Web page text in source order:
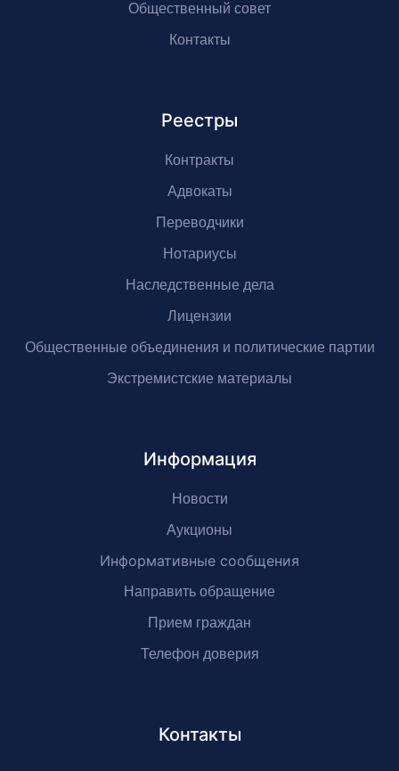
Общественный совет
Контакты
Реестры
Контракты
Адвокаты
Переводчики
Нотариусы
Наследственные дела
Лицензии
Общественные объединения и политические партии
Экстремистские материалы
Информация
Новости
Аукционы
Информативные сообщения
Направить обращение
Прием граждан
Телефон доверия
Контакты